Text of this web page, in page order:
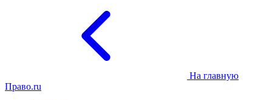
На главную
Право.ru